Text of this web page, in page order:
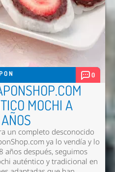
0
MOCHI A
un completo desconocido
ya lo vendía y lo
años después, seguimos
auténtico y tradicional en
Enviar